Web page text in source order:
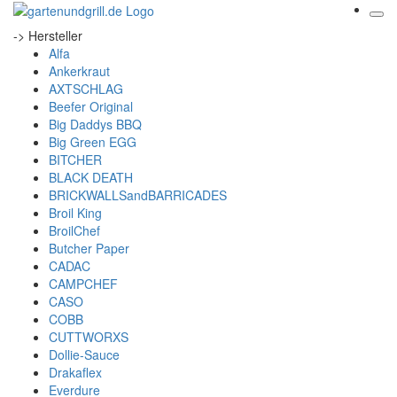
-> Hersteller
Alfa
Ankerkraut
AXTSCHLAG
Beefer Original
Big Daddys BBQ
Big Green EGG
BITCHER
BLACK DEATH
BRICKWALLSandBARRICADES
Broil King
BroilChef
Butcher Paper
CADAC
CAMPCHEF
CASO
COBB
CUTTWORXS
Dollie-Sauce
Drakaflex
Everdure